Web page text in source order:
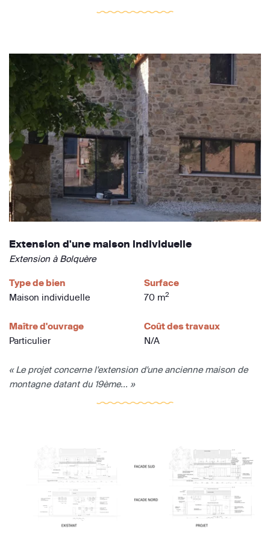
Extension d'une maison individuelle
Extension à Bolquère
Type de bien
Maison individuelle
Surface
70 m2
Maître d'ouvrage
Particulier
Coût des travaux
N/A
« Le projet concerne l'extension d'une ancienne maison de
montagne datant du 19ème... »